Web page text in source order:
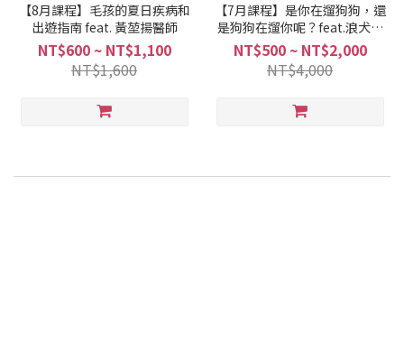
【8月課程】毛孩的夏日疾病和
出遊指南 feat. 黃堃揚醫師
NT$600 ~ NT$1,100
NT$1,600
【7月課程】是你在遛狗狗，還
是狗狗在遛你呢？feat.浪犬博
士Lucy
NT$500 ~ NT$2,000
NT$4,000